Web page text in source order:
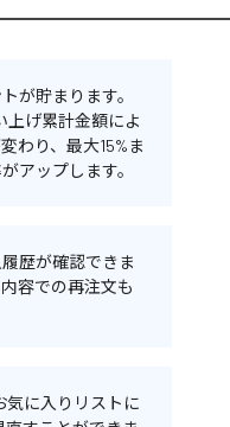
が貯まります。
上げ累計金額によ
わり、最大15%ま
アップします。
歴が確認できま
容での再注文も
気に入りリストに